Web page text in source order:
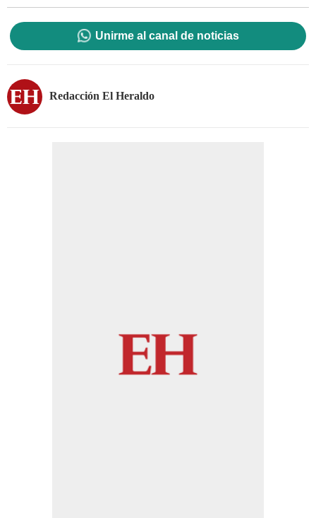
Unirme al canal de noticias
Redacción El Heraldo